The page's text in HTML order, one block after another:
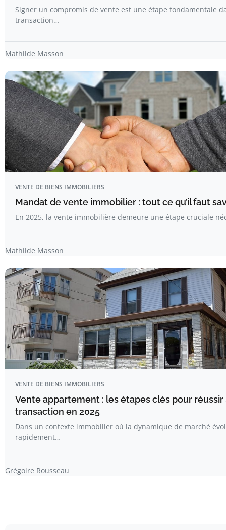
Signer un compromis de vente est une étape fondamentale
transaction…
Mathilde Masson
VENTE DE BIENS IMMOBILIERS
Mandat de vente immobilier : tout ce qu’il faut
En 2025, la vente immobilière demeure une étape cruciale
Mathilde Masson
VENTE DE BIENS IMMOBILIERS
Vente appartement : les étapes clés pour réussir
transaction en 2025
Dans un contexte immobilier où la dynamique de marché
rapidement…
Grégoire Rousseau